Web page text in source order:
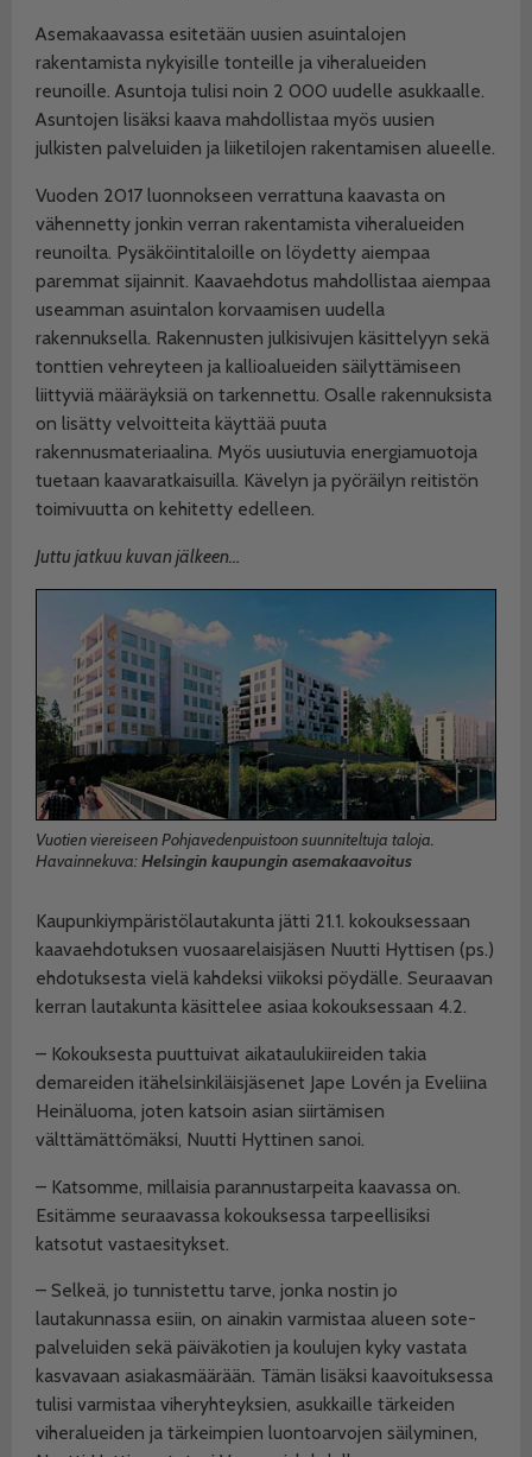
Asemakaavassa esitetään uusien asuintalojen
rakentamista nykyisille tonteille ja viheralueiden
reunoille. Asuntoja tulisi noin 2 000 uudelle asukkaalle.
Asuntojen lisäksi kaava mahdollistaa myös uusien
julkisten palveluiden ja liiketilojen rakentamisen alueelle.
Vuoden 2017 luonnokseen verrattuna kaavasta on
vähennetty jonkin verran rakentamista viheralueiden
reunoilta. Pysäköintitaloille on löydetty aiempaa
paremmat sijainnit. Kaavaehdotus mahdollistaa aiempaa
useamman asuintalon korvaamisen uudella
rakennuksella. Rakennusten julkisivujen käsittelyyn sekä
tonttien vehreyteen ja kallioalueiden säilyttämiseen
liittyviä määräyksiä on tarkennettu. Osalle rakennuksista
on lisätty velvoitteita käyttää puuta
rakennusmateriaalina. Myös uusiutuvia energiamuotoja
tuetaan kaavaratkaisuilla. Kävelyn ja pyöräilyn reitistön
toimivuutta on kehitetty edelleen.
Juttu jatkuu kuvan jälkeen…
Vuotien viereiseen Pohjavedenpuistoon suunniteltuja taloja.
Havainnekuva:Helsingin kaupungin asemakaavoitus
Kaupunkiympäristölautakunta jätti 21.1. kokouksessaan
kaavaehdotuksen vuosaarelaisjäsen Nuutti Hyttisen (ps.)
ehdotuksesta vielä kahdeksi viikoksi pöydälle. Seuraavan
kerran lautakunta käsittelee asiaa kokouksessaan 4.2.
– Kokouksesta puuttuivat aikataulukiireiden takia
demareiden itähelsinkiläisjäsenet Jape Lovén ja Eveliina
Heinäluoma, joten katsoin asian siirtämisen
välttämättömäksi, Nuutti Hyttinen sanoi.
– Katsomme, millaisia parannustarpeita kaavassa on.
Esitämme seuraavassa kokouksessa tarpeellisiksi
katsotut vastaesitykset.
– Selkeä, jo tunnistettu tarve, jonka nostin jo
lautakunnassa esiin, on ainakin varmistaa alueen sote-
palveluiden sekä päiväkotien ja koulujen kyky vastata
kasvavaan asiakasmäärään. Tämän lisäksi kaavoituksessa
tulisi varmistaa viheryhteyksien, asukkaille tärkeiden
viheralueiden ja tärkeimpien luontoarvojen säilyminen,